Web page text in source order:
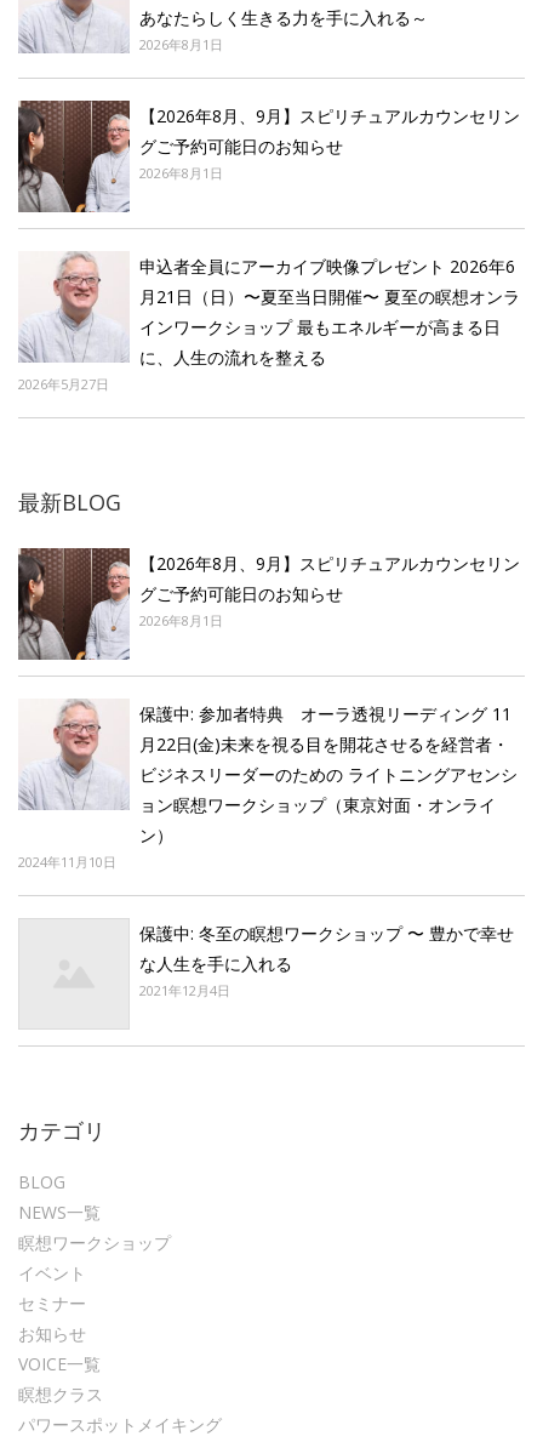
あなたらしく生きる力を手に入れる～
2026年8月1日
【2026年8月、9月】スピリチュアルカウンセリン
グご予約可能日のお知らせ
2026年8月1日
申込者全員にアーカイブ映像プレゼント 2026年6
月21日（日）〜夏至当日開催〜 夏至の瞑想オンラ
インワークショップ 最もエネルギーが高まる日
に、人生の流れを整える
2026年5月27日
最新BLOG
【2026年8月、9月】スピリチュアルカウンセリン
グご予約可能日のお知らせ
2026年8月1日
保護中: 参加者特典 オーラ透視リーディング 11
月22日(金)未来を視る目を開花させるを経営者・
ビジネスリーダーのための ライトニングアセンシ
ョン瞑想ワークショップ（東京対面・オンライ
ン）
2024年11月10日
保護中: 冬至の瞑想ワークショップ 〜 豊かで幸せ
な人生を手に入れる
2021年12月4日
カテゴリ
BLOG
NEWS一覧
瞑想ワークショップ
イベント
セミナー
お知らせ
VOICE一覧
瞑想クラス
パワースポットメイキング